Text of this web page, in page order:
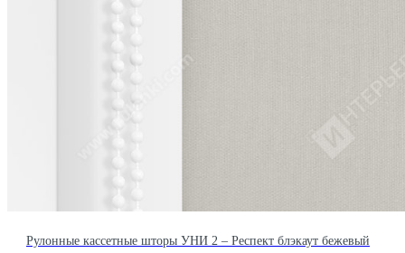
Рулонные кассетные шторы УНИ 2 – Респект блэкаут бежевый